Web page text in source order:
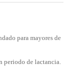
para mayores de
periodo de lactancia.